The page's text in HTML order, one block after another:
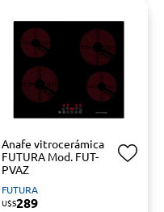
Anafe vitrocerámica
FUTURA Mod. FUT-
PVAZ
FUTURA
U$S289